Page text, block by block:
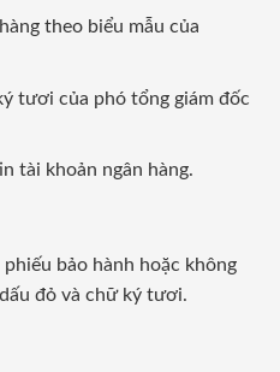
theo biểu mẫu của
tươi của phó tổng giám đốc
tài khoản ngân hàng.
bảo hành hoặc không
đỏ và chữ ký tươi.